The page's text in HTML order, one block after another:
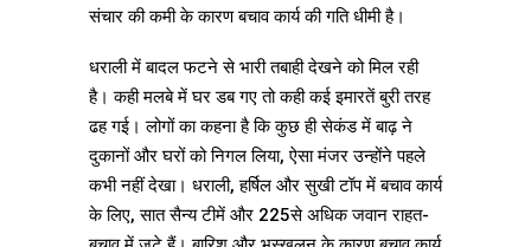
संचार की कमी के कारण बचाव कार्य की गति धीमी है।
धराली में बादल फटने से भारी तबाही देखने को मिल रही
है। कही मलबे में घर डब गए तो कही कई इमारतें बुरी तरह
ढह गई। लोगों का कहना है कि कुछ ही सेकंड में बाढ़ ने
दुकानों और घरों को निगल लिया, ऐसा मंजर उन्होंने पहले
कभी नहीं देखा। धराली, हर्षिल और सुखी टॉप में बचाव कार्य
के लिए, सात सैन्य टीमें और 225से अधिक जवान राहत-